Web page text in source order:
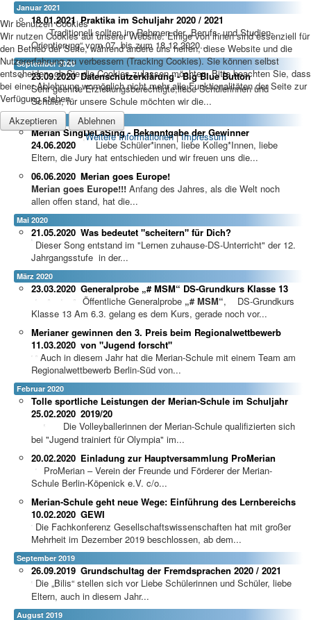
Januar 2021
Praktika im Schuljahr 2020 / 2021
18.01.2021
Traditionell sollten im Rahmen der „Berufs- und Studien-
Orientierung“ vom 07. bis zum 18.12.2020...
September 2020
Datenschutzerklärung - Big Blue Button
23.09.2020
Sehr geehrte Erziehungsberechtigte,liebe Schülerinnen und
Schüler, für unsere Schule möchten wir die...
Juni 2020
Merian SingDeLaSing - Bekanntgabe der Gewinner
24.06.2020
Liebe Schüler*innen, liebe Kolleg*Innen, liebe
Eltern, die Jury hat entschieden und wir freuen uns die...
Merian goes Europe!
06.06.2020
Merian goes Europe!!! Anfang des Jahres, als die Welt noch
allen offen stand, hat die...
Mai 2020
Was bedeutet "scheitern" für Dich?
21.05.2020
Dieser Song entstand im "Lernen zuhause-DS-Unterricht" der 12.
Jahrgangsstufe in der...
März 2020
Generalprobe „# MSM“ DS-Grundkurs Klasse 13
23.03.2020
Öffentliche Generalprobe „# MSM“, DS-Grundkurs
Klasse 13 Am 6.3. gelang es dem Kurs, gerade noch vor...
Merianer gewinnen den 3. Preis beim Regionalwettbewerb
von "Jugend forscht"
11.03.2020
Auch in diesem Jahr hat die Merian-Schule mit einem Team am
Regionalwettbewerb Berlin-Süd von...
Februar 2020
Tolle sportliche Leistungen der Merian-Schule im Schuljahr
2019/20
25.02.2020
Die Volleyballerinnen der Merian-Schule qualifizierten sich
bei "Jugend trainiert für Olympia" im...
Einladung zur Hauptversammlung ProMerian
20.02.2020
ProMerian – Verein der Freunde und Förderer der Merian-
Schule Berlin-Köpenick e.V. c/o...
Merian-Schule geht neue Wege: Einführung des Lernbereichs
GEWI
10.02.2020
Die Fachkonferenz Gesellschaftswissenschaften hat mit großer
Mehrheit im Dezember 2019 beschlossen, ab dem...
September 2019
Grundschultag der Fremdsprachen 2020 / 2021
26.09.2019
Die „Bilis“ stellen sich vor Liebe Schülerinnen und Schüler, liebe
Eltern, auch in diesem Jahr...
August 2019
Wir benutzen Cookies
Wir nutzen Cookies auf unserer Website. Einige von ihnen sind essenziell für
den Betrieb der Seite, während andere uns helfen, diese Website und die
Nutzererfahrung zu verbessern (Tracking Cookies). Sie können selbst
entscheiden, ob Sie die Cookies zulassen möchten. Bitte beachten Sie, dass
bei einer Ablehnung womöglich nicht mehr alle Funktionalitäten der Seite zur
Verfügung stehen.
Akzeptieren
Ablehnen
Weitere Informationen|Impressum